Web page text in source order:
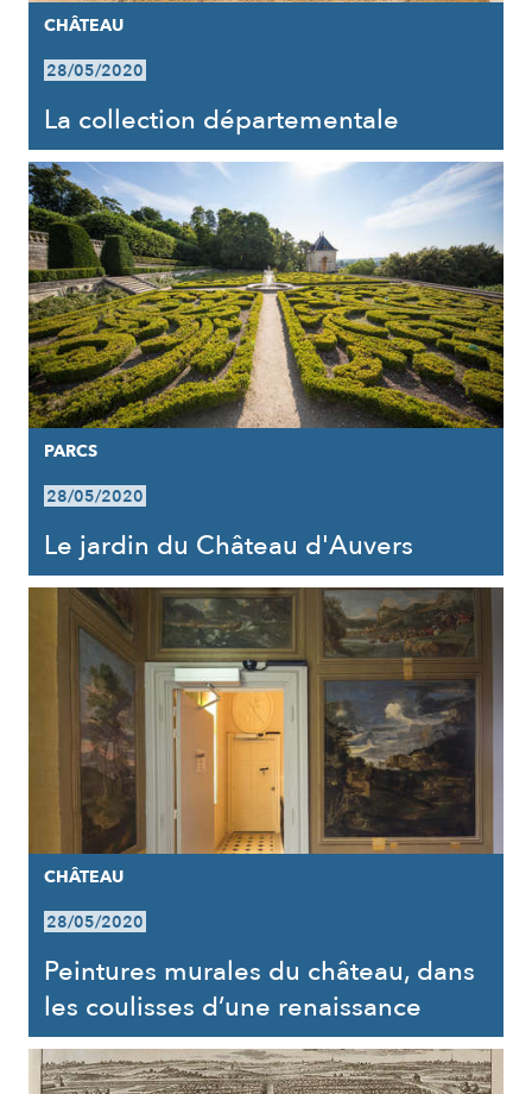
CHÂTEAU
28/05/2020
La collection départementale
PARCS
28/05/2020
Le jardin du Château d'Auvers
CHÂTEAU
28/05/2020
Peintures murales du château, dans
les coulisses d’une renaissance